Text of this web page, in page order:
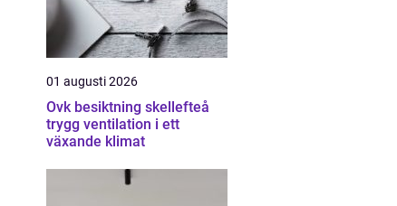
01 augusti 2026
Ovk besiktning skellefteå
trygg ventilation i ett
växande klimat